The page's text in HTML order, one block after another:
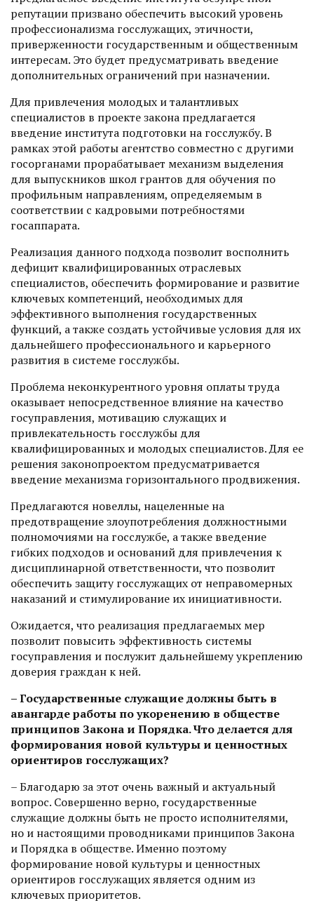
репутации призвано обеспечить высокий уровень
профессионализма госслужащих, этичности,
приверженности государственным и общественным
интересам. Это будет предусматривать введение
дополнительных ограничений при назначении.
Для привлечения молодых и талантливых
специалистов в проекте закона предлагается
введение института подготовки на госслужбу. В
рамках этой работы агентство совместно с другими
госорганами прорабатывает механизм выделения
для выпускников школ грантов для обучения по
профильным направлениям, определяемым в
соответствии с кадровыми потребностями
госаппарата.
Реализация данного подхода позволит восполнить
дефицит квалифицированных отраслевых
специалистов, обеспечить формирование и развитие
ключевых компетенций, необходимых для
эффективного выполнения государственных
функций, а также создать устойчивые условия для их
дальнейшего профессионального и карьерного
развития в системе госслужбы.
Проблема неконкурентного уровня оплаты труда
оказывает непосредственное влияние на качество
госуправления, мотивацию служащих и
привлекательность госслужбы для
квалифицированных и молодых специалистов. Для ее
решения законопроектом предусматривается
введение механизма горизонтального продвижения.
Предлагаются новеллы, нацеленные на
предотвращение злоупотребления должностными
полномочиями на госслужбе, а также введение
гибких подходов и оснований для привлечения к
дисциплинарной ответственности, что позволит
обеспечить защиту госслужащих от неправомерных
наказаний и стимулирование их инициативности.
Ожидается, что реализация предлагаемых мер
позволит повысить эффективность системы
госуправления и послужит дальнейшему укреплению
доверия граждан к ней.
– Государственные служащие должны быть в
авангарде работы по укоренению в обществе
принципов Закона и Порядка. Что делается для
формирования новой культуры и ценностных
ориентиров госслужащих?
– Благодарю за этот очень важный и актуальный
вопрос. Совершенно верно, государственные
служащие должны быть не просто исполнителями,
но и настоящими проводниками принципов Закона
и Порядка в обществе. Именно поэтому
формирование новой культуры и ценностных
ориентиров госслужащих является одним из
ключевых приоритетов.